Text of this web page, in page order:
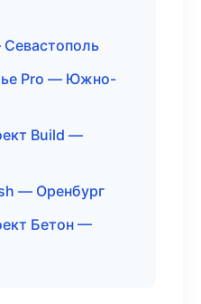
Pro — Южно-
Build —
— Оренбург
Бетон —